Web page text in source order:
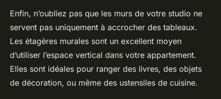
Enfin, n’oubliez pas que les murs de votre studio ne
servent pas uniquement à accrocher des tableaux.
Les étagères murales sont un excellent moyen
d’utiliser l’espace vertical dans votre appartement.
Elles sont idéales pour ranger des livres, des objets
de décoration, ou même des ustensiles de cuisine.